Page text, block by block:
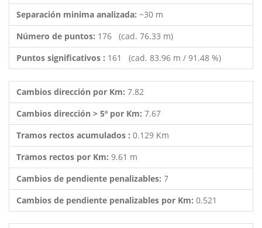
Separación minima analizada: ~30 m
Número de puntos: 176 (cad. 76.33 m)
Puntos significativos : 161 (cad. 83.96 m / 91.48 %)
Cambios dirección por Km: 7.82
Cambios dirección > 5º por Km: 7.67
Tramos rectos acumulados : 0.129 Km
Tramos rectos por Km: 9.61 m
Cambios de pendiente penalizables: 7
Cambios de pendiente penalizables por Km: 0.521